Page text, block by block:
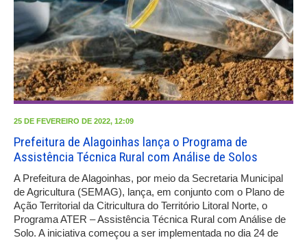
25 DE FEVEREIRO DE 2022, 12:09
Prefeitura de Alagoinhas lança o Programa de
Assistência Técnica Rural com Análise de Solos
A Prefeitura de Alagoinhas, por meio da Secretaria Municipal
de Agricultura (SEMAG), lança, em conjunto com o Plano de
Ação Territorial da Citricultura do Território Litoral Norte, o
Programa ATER – Assistência Técnica Rural com Análise de
Solo. A iniciativa começou a ser implementada no dia 24 de